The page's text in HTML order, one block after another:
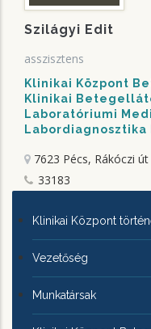
Szilágyi Edit
asszisztens
Klinikai Központ
Klinikai
Laboratóriumi
Labordiagnosztika
7623 Pécs, Rákóczi út
33183
KLINIKAI
KÖZPONTRÓL
Klinikai Központ
Vezetőség
Munkatársak